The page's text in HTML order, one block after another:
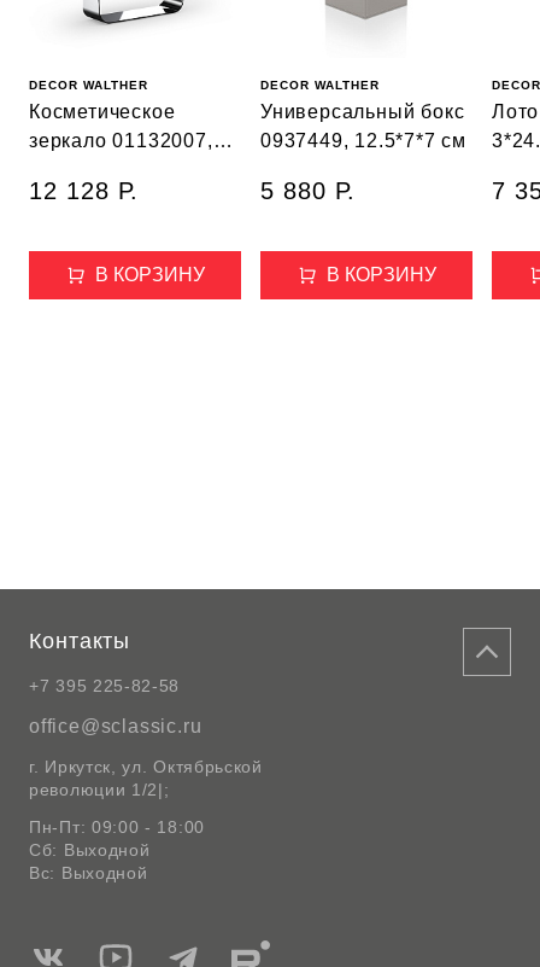
DECOR WALTHER
Косметическое
зеркало 01132007,
12 128 Р.
В КОРЗИНУ
DECOR WALTHER
Универсальный бокс
0937449, 12.5*7*7 см
5 880 Р.
В КОРЗИНУ
7
Контакты
+7 395 225-82-58
office@sclassic.ru
г. Иркутск, ул. Октябрьской
революции 1/2|;
Пн-Пт: 09:00 - 18:00
Сб: Выходной
Вс: Выходной